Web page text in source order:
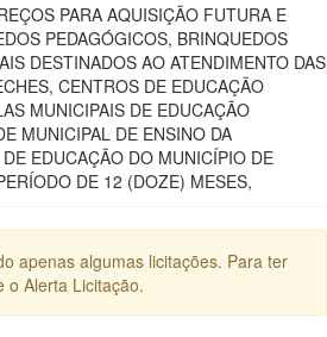
PARA AQUISIÇÃO FUTURA E
PEDAGÓGICOS, BRINQUEDOS
DESTINADOS AO ATENDIMENTO DAS
CENTROS DE EDUCAÇÃO
MUNICIPAIS DE EDUCAÇÃO
MUNICIPAL DE ENSINO DA
EDUCAÇÃO DO MUNICÍPIO DE
DE 12 (DOZE) MESES,
apenas algumas licitações. Para ter
o Alerta Licitação.